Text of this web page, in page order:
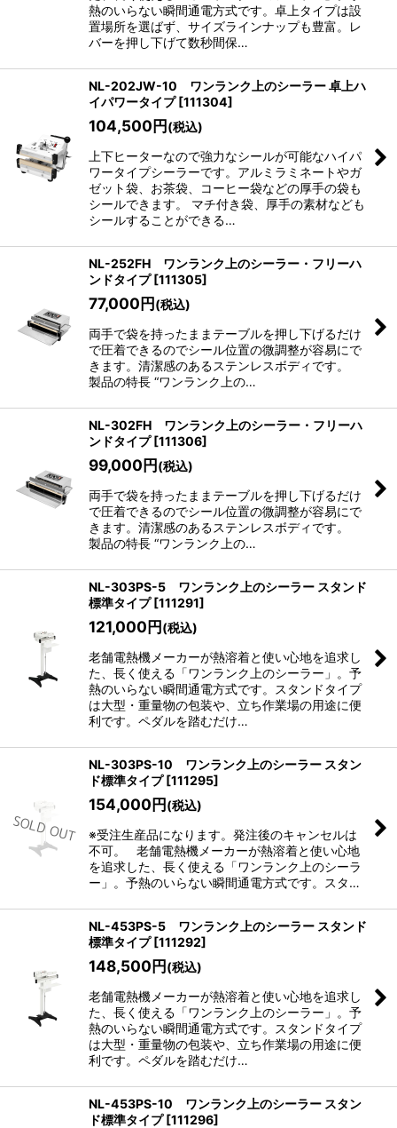
熱のいらない瞬間通電方式です。卓上タイプは設
置場所を選ばず、サイズラインナップも豊富。レ
バーを押し下げて数秒間保…
NL-202JW-10 ワンランク上のシーラー 卓上ハ
イパワータイプ [111304]
104,500円(税込)
上下ヒーターなので強力なシールが可能なハイパ
ワータイプシーラーです。アルミラミネートやガ
ゼット袋、お茶袋、コーヒー袋などの厚手の袋も
シールできます。 マチ付き袋、厚手の素材なども
シールすることができる…
NL-252FH ワンランク上のシーラー・フリーハ
ンドタイプ [111305]
77,000円(税込)
両手で袋を持ったままテーブルを押し下げるだけ
で圧着できるのでシール位置の微調整が容易にで
きます。清潔感のあるステンレスボディです。
製品の特長 “ワンランク上の…
NL-302FH ワンランク上のシーラー・フリーハ
ンドタイプ [111306]
99,000円(税込)
両手で袋を持ったままテーブルを押し下げるだけ
で圧着できるのでシール位置の微調整が容易にで
きます。清潔感のあるステンレスボディです。
製品の特長 “ワンランク上の…
NL-303PS-5 ワンランク上のシーラー スタンド
標準タイプ [111291]
121,000円(税込)
老舗電熱機メーカーが熱溶着と使い心地を追求し
た、長く使える「ワンランク上のシーラー」。予
熱のいらない瞬間通電方式です。スタンドタイプ
は大型・重量物の包装や、立ち作業場の用途に便
利です。ペダルを踏むだけ…
NL-303PS-10 ワンランク上のシーラー スタン
ド標準タイプ [111295]
154,000円(税込)
※受注生産品になります。発注後のキャンセルは
不可。 老舗電熱機メーカーが熱溶着と使い心地
を追求した、長く使える「ワンランク上のシーラ
ー」。予熱のいらない瞬間通電方式です。スタ…
NL-453PS-5 ワンランク上のシーラー スタンド
標準タイプ [111292]
148,500円(税込)
老舗電熱機メーカーが熱溶着と使い心地を追求し
た、長く使える「ワンランク上のシーラー」。予
熱のいらない瞬間通電方式です。スタンドタイプ
は大型・重量物の包装や、立ち作業場の用途に便
利です。ペダルを踏むだけ…
NL-453PS-10 ワンランク上のシーラー スタン
ド標準タイプ [111296]